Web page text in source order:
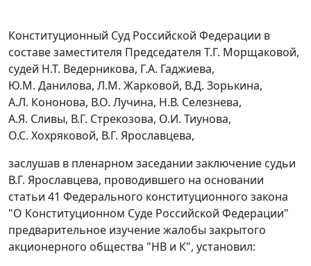
Конституционный Суд Российской Федерации в
составе заместителя Председателя Т.Г. Морщаковой,
судей Н.Т. Ведерникова, Г.А. Гаджиева,
Ю.М. Данилова, Л.М. Жарковой, В.Д. Зорькина,
А.Л. Кононова, В.О. Лучина, Н.В. Селезнева,
А.Я. Сливы, В.Г. Стрекозова, О.И. Тиунова,
О.С. Хохряковой, В.Г. Ярославцева,
заслушав в пленарном заседании заключение судьи
В.Г. Ярославцева, проводившего на основании
статьи 41 Федерального конституционного закона
"О Конституционном Суде Российской Федерации"
предварительное изучение жалобы закрытого
акционерного общества "НВ и К", установил: